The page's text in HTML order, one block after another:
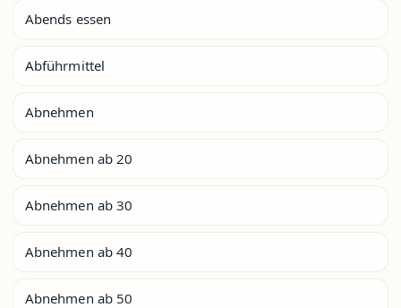
Abends essen
Abführmittel
Abnehmen
Abnehmen ab 20
Abnehmen ab 30
Abnehmen ab 40
Abnehmen ab 50